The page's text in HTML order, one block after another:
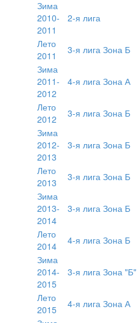
Зима
2010-
2011
2-я лига
Лето
2011
3-я лига Зона Б
Зима
2011-
2012
4-я лига Зона А
Лето
2012
3-я лига Зона Б
Зима
2012-
2013
3-я лига Зона Б
Лето
2013
3-я лига Зона Б
Зима
2013-
2014
3-я лига Зона Б
Лето
2014
4-я лига Зона Б
Зима
2014-
2015
3-я лига Зона "Б"
Лето
2015
4-я лига Зона А